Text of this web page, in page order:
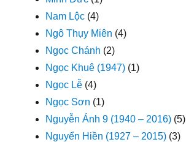
Nam Lộc (4)
Ngô Thụy Miên (4)
Ngọc Chánh (2)
Ngọc Khuê (1947) (1)
Ngọc Lễ (4)
Ngọc Sơn (1)
Nguyễn Ánh 9 (1940 – 2016) (5)
Nguyển Hiền (1927 – 2015) (3)